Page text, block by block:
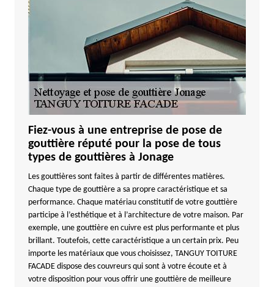
Fiez-vous à une entreprise de pose de
gouttière réputé pour la pose de tous
types de gouttières à Jonage
Les gouttières sont faites à partir de différentes matières.
Chaque type de gouttière a sa propre caractéristique et sa
performance. Chaque matériau constitutif de votre gouttière
participe à l’esthétique et à l’architecture de votre maison. Par
exemple, une gouttière en cuivre est plus performante et plus
brillant. Toutefois, cette caractéristique a un certain prix. Peu
importe les matériaux que vous choisissez, TANGUY TOITURE
FACADE dispose des couvreurs qui sont à votre écoute et à
votre disposition pour vous offrir une gouttière de meilleure